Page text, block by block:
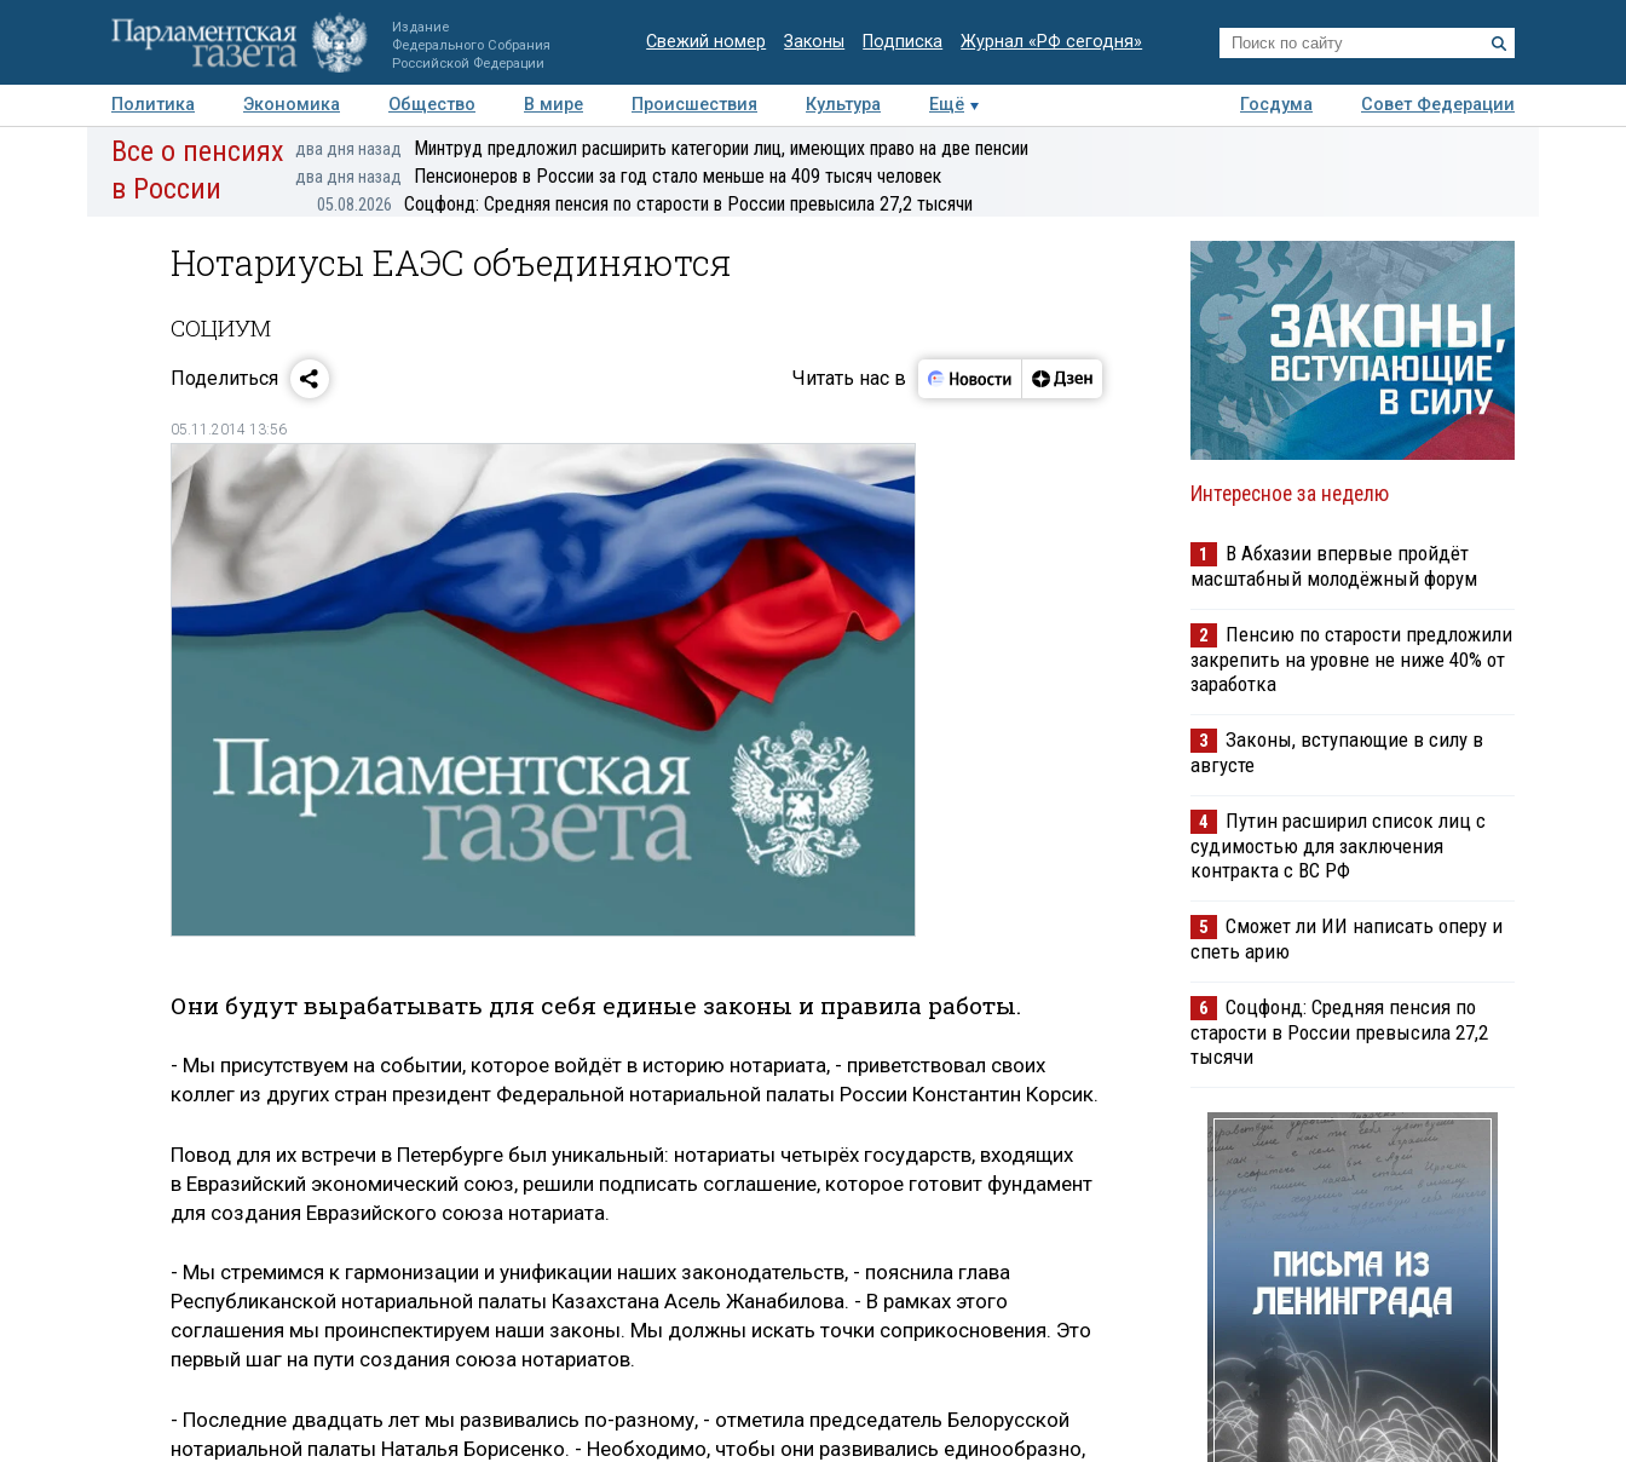
Издание
Федерального Собрания
Российской Федерации
Свежий номер Законы Подписка Журнал «РФ сегодня»
Политика Экономика Общество В мире Происшествия Культура Ещё Госдума
Совет Федерации
Авторы Персоны Мнения Регионы Медиацентр Интервью Колумнисты
Деловая
Все о пенсиях
в России
два дня назад Минтруд предложил расширить категории лиц, имеющих право на две пенсии
два дня назад Пенсионеров в России за год стало меньше на 409 тысяч человек
05.08.2026 Соцфонд: Средняя пенсия по старости в России превысила 27,2 тысячи
Нотариусы ЕАЭС объединяются
СОЦИУМ
Поделиться Читать нас в
05.11.2014 13:56
Они будут вырабатывать для себя единые законы и правила работы.
- Мы присутствуем на событии, которое войдёт в историю нотариата, - приветствовал своих
коллег из других стран президент Федеральной нотариальной палаты России Константин Корсик.
Повод для их встречи в Петербурге был уникальный: нотариаты четырёх государств, входящих
в Евразийский экономический союз, решили подписать соглашение, которое готовит фундамент
для создания Евразийского союза нотариата.
- Мы стремимся к гармонизации и унификации наших законодательств,­ - пояснила глава
Республиканской нотариальной палаты Казахстана Асель Жанабилова. - В рамках этого
соглашения мы проинспектируем наши законы. Мы должны искать точки соприкосновения. Это
первый шаг на пути создания союза нотариатов.
- Последние двадцать лет мы развивались по-разному, - отметила председатель Белорусской
нотариальной палаты Наталья Борисенко. - Необходимо, чтобы они развивались единообразно,
Интересное за неделю
1
В Абхазии впервые пройдёт
масштабный молодёжный форум
2
Пенсию по старости предложили
закрепить на уровне не ниже 40% от
заработка
3
Законы, вступающие в силу в
августе
4
Путин расширил список лиц с
судимостью для заключения
контракта с ВС РФ
5
Сможет ли ИИ написать оперу и
спеть арию
6
Соцфонд: Средняя пенсия по
старости в России превысила 27,2
тысячи